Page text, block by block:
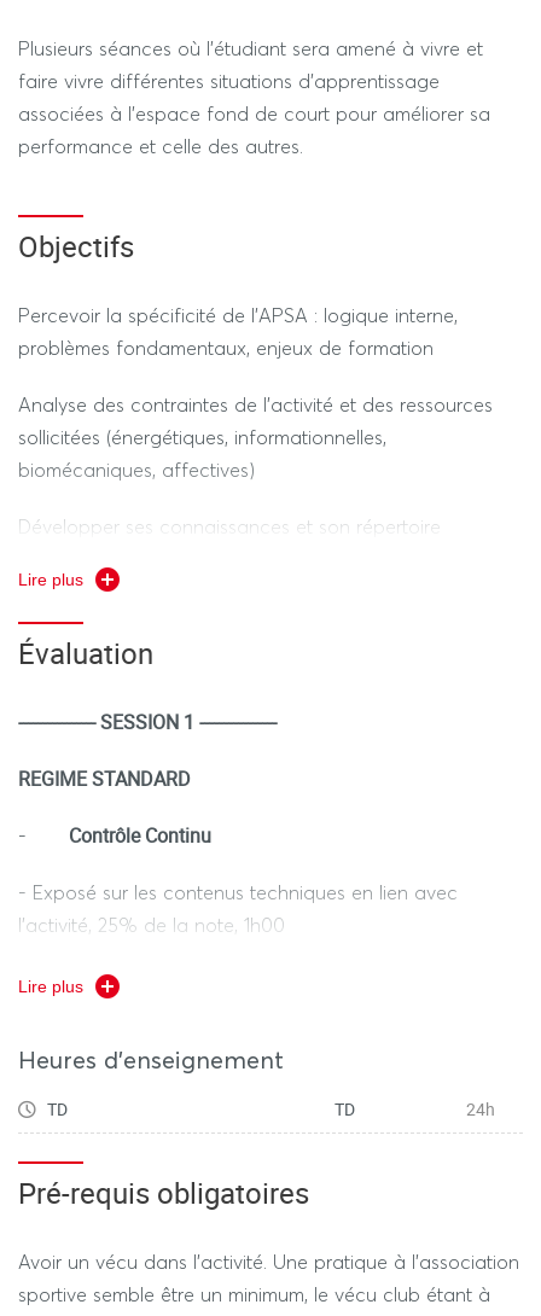
Plusieurs séances où l’étudiant sera amené à vivre et
faire vivre différentes situations d’apprentissage
associées à l’espace fond de court pour améliorer sa
performance et celle des autres.
Objectifs
Percevoir la spécificité de l’APSA : logique interne,
problèmes fondamentaux, enjeux de formation
Analyse des contraintes de l’activité et des ressources
sollicitées (énergétiques, informationnelles,
biomécaniques, affectives)
Développer ses connaissances et son répertoire
(multi volant, routines, shadows, matchs à thèmes)
Mise en relation des apprentissages techniques et des
techniques
Lire plus
Évaluation
---------------- SESSION 1 ----------------
REGIME STANDARD
- Contrôle Continu
- Exposé sur les contenus techniques en lien avec
l’activité, 25% de la note, 1h00
25% de la note, 1h00
REGIME DEROGATOIRE
-Contrôle Continu(selon le calendrier des examens
- Examen écrit sur les contenus techniques, coefficient
Lire plus
Heures d'enseignement
TD TD 24h
Pré-requis obligatoires
Avoir un vécu dans l’activité. Une pratique à l’association
sportive semble être un minimum, le vécu club étant à